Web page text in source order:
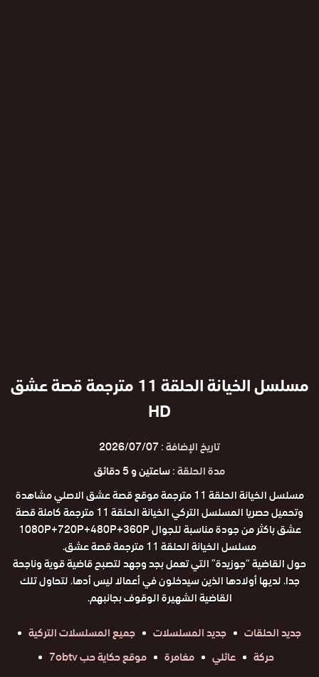
مسلسل الخيانة الحلقة 11 مترجمة قصة عشق
HD
تاريخ الإضافة :2026/07/07
مدة الحلقة :ساعتين و 5 دقائق
مسلسل الخيانة الحلقة 11 مترجمة موقع قصة عشق الاصلي مشاهدة
وتحميل حصريا المسلسل التركي الخيانة الحلقة 11 مترجمة كاملة قصة
عشق باكثر من جودة مناسبة للجوال 1080P+720P+480P+360P
مسلسل الخيانة الحلقة 11 مترجمة قصة عشق.
حول القاضية “جوزيدة” التي تعمل بجد وجهد لتصبح قاضية قوية وناجحة
جدا. لديها أولادها الذين سيدخلون في أعمالا ليس أدها. لتحاول تلك
القاضية الشهيرة الوقوف بجانبهم.
جديد الحلقات
جديد المسلسلات
جميع المسلسلات التركية
حركة
عائلي مغامرة
موقع حكاية حب 7obtv